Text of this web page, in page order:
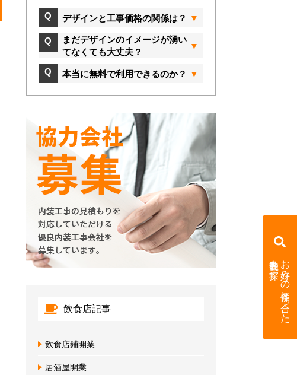
デザインと工事価格の関係は？
まだデザインのイメージが湧い
てなくても大丈夫？
本当に無料で利用できるのか？
飲食店記事
飲食店鋪開業
居酒屋開業
お好みの条件に合った
内装会社を探す